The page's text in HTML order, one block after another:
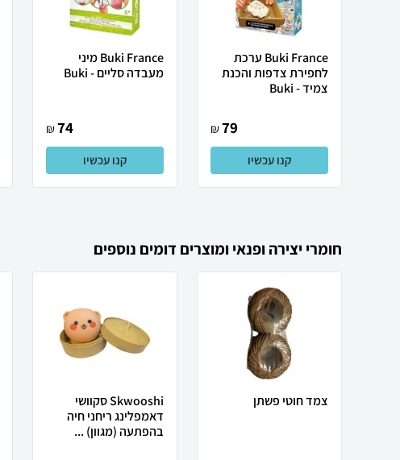
Buki France ערכת
לחפירת צדפות והכנת
צמיד - Buki
79
₪
קנו עכשיו
Buki France מיני
מעבדה סליים - Buki
74
₪
קנו עכשיו
חומרי יצירה ופנאי ומוצרים דומים נוספים
צמד חוטי פשתן
Skwooshi סקוושי
דאמפלינג ריחני חיה
בהפתעה (מגוון) ...